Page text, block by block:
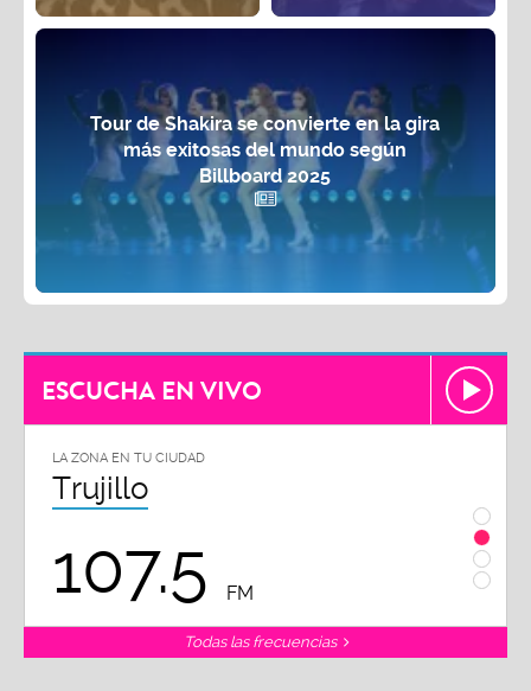
Tour de Shakira se convierte en la gira
más exitosas del mundo según
Billboard 2025
ESCUCHA EN VIVO
LA ZONA EN TU CIUDAD
Trujillo
107.5 FM
Todas las frecuencias